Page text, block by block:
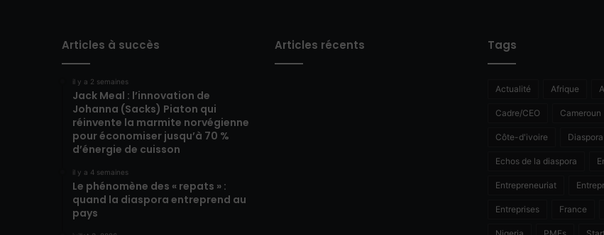
Articles à succès
il y a 2 semaines
Jack Meal : l’innovation de
Johanna (Sacks) Piaton qui
réinvente la marmite norvégienne
pour économiser jusqu’à 70 %
d’énergie de cuisson
il y a 4 semaines
Le phénomène des « repats » :
quand la diaspora entreprend au
pays
Articles récents Tags
Actualité Afrique
Cadre/CEO Cameroun
Côte-d'ivoire Diaspora
Echos de la diaspora
Entrepreneuriat
Entreprises France